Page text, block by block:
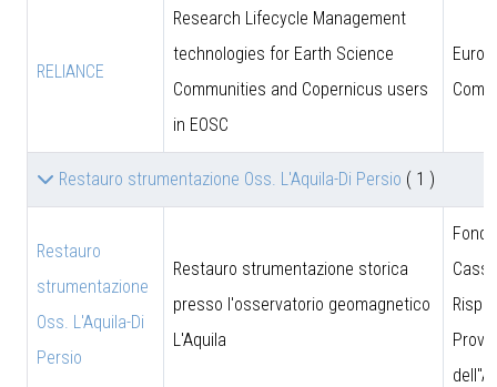
RELIANCE
Research Lifecycle Management
technologies for Earth Science
Communities and Copernicus users
in EOSC
Restauro strumentazione Oss. L'Aquila-Di Persio ( 1 )
Restauro
strumentazione
Oss. L'Aquila-Di
Persio
Restauro strumentazione storica
presso l'osservatorio geomagnetico
L'Aquila